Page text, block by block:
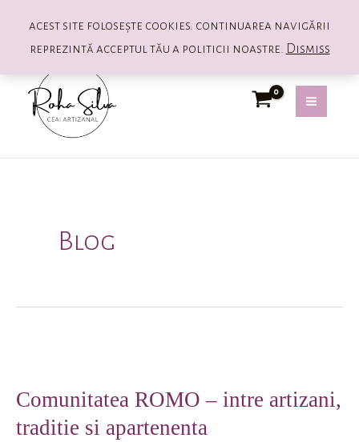
acest site folosește cookies. continuarea navigării
reprezintă acceptul tău a politicii noastre.
Dismiss
content
Blog
Comunitatea ROMO – intre artizani,
traditie si apartenenta
–
intre